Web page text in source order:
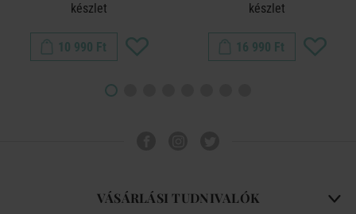
készlet
10 990 Ft
készlet
16 990 Ft
VÁSÁRLÁSI TUDNIVALÓK